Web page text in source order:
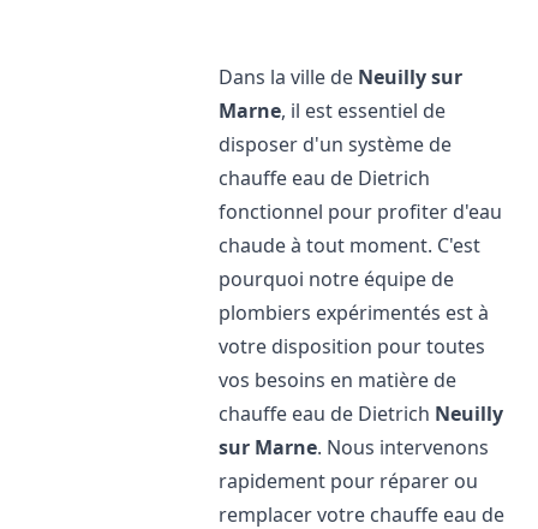
Dans la ville de Neuilly sur
Marne, il est essentiel de
disposer d'un système de
chauffe eau de Dietrich
fonctionnel pour profiter d'eau
chaude à tout moment. C'est
pourquoi notre équipe de
plombiers expérimentés est à
votre disposition pour toutes
vos besoins en matière de
chauffe eau de Dietrich Neuilly
sur Marne. Nous intervenons
rapidement pour réparer ou
remplacer votre chauffe eau de